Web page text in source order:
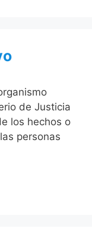
de Justicia
los hechos o
personas